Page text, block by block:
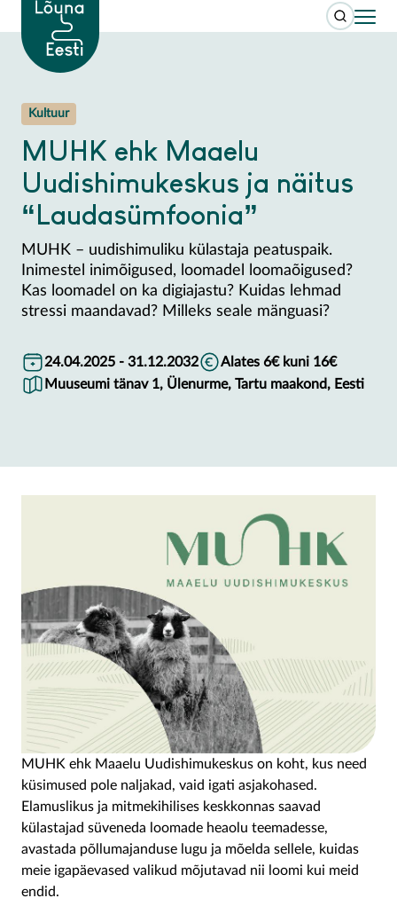
Kultuur
MUHK ehk Maaelu
Uudishimukeskus ja näitus
“Laudasümfoonia”
MUHK – uudishimuliku külastaja peatuspaik.
Inimestel inimõigused, loomadel loomaõigused?
Kas loomadel on ka digiajastu? Kuidas lehmad
stressi maandavad? Milleks seale mänguasi?
24.04.2025 - 31.12.2032
Alates 6€ kuni 16€
Muuseumi tänav 1, Ülenurme, Tartu maakond, Eesti
MUHK ehk Maaelu Uudishimukeskus on koht, kus need
küsimused pole naljakad, vaid igati asjakohased.
Elamuslikus ja mitmekihilises keskkonnas saavad
külastajad süveneda loomade heaolu teemadesse,
avastada põllumajanduse lugu ja mõelda sellele, kuidas
meie igapäevased valikud mõjutavad nii loomi kui meid
endid.